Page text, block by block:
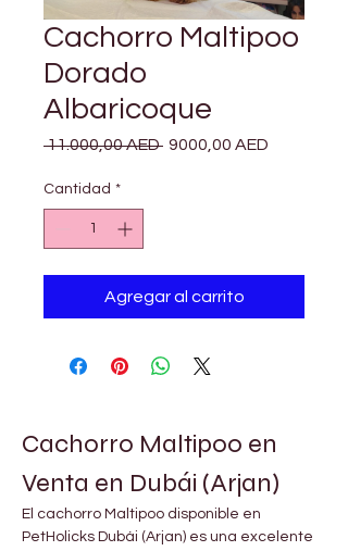
Cachorro Maltipoo
Dorado
Albaricoque
11.000,00 AED Precio
9000,00 AED
Cantidad *
Agregar al carrito
Cachorro Maltipoo en
Venta en Dubái (Arjan)
El cachorro Maltipoo disponible en
PetHolicks Dubái (Arjan) es una excelente